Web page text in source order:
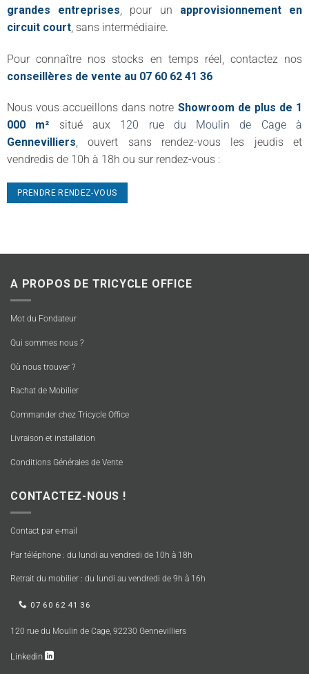
grandes entreprises , pour un approvisionnement en
circuit court , sans intermédiaire.
Pour connaître nos stocks en temps réel, contactez nos
conseillères de vente au 07 60 62 41 36
Nous vous accueillons dans notre Showroom de plus de 1
000 m² situé aux 120 rue du Moulin de Cage à
Gennevilliers, ouvert sans rendez-vous les jeudis et
vendredis de 10h à 18h ou sur rendez-vous :
PRENDRE RENDEZ-VOUS
A PROPOS DE TRICYCLE OFFICE
Mot du Fondateur
Qui sommes nous ?
Où nous trouver ?
Rachat de Mobilier
Commander chez Tricycle Office
Livraison et installation
Conditions Générales de Vente
CONTACTEZ-NOUS !
Contact par e-mail
Par téléphone : du lundi au vendredi de 10h à 18h
Retrait du mobilier : du lundi au vendredi de 9h à 16h
07 60 62 41 36
120 rue du Moulin de Cage, 92230 Gennevilliers
Linkedin